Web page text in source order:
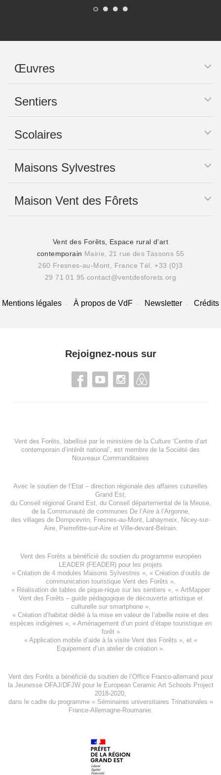
Œuvres
Sentiers
Scolaires
Maisons Sylvestres
Maison Vent des Fôrets
Vent des Forêts, Espace rural d’art
contemporain Mairie, 21 rue des Tassons 55
260 Fresnes-au-Mont, France Tél. +33 (0)3
29 71 01 95 contact@ventdesforets.org
Mentions légales À propos de VdF Newsletter Crédits
Rejoignez-nous sur
Vent des Forêts, labellisé par le ministère de la Culture ‘Centre d’art
contemporain d’intérêt national’, est membre de la Société des
Nouveaux Commanditaires
Avec le soutien de l’ Etat – direction régionale des affaires cuturelles
Grand Est,
du Conseil régional Grand Est, du Conseil départemental de la Meuse,
de la Communauté de communes De l’Aire à l’Argonne,
des villages de Dompcevrin, Fresnes-au-Mont, Lahaymeix, Nicey-sur-
Aire, Pierrefitte-sur-Aireet Ville-devant-Belrain.
Vent des Forêts a bénéficié du soutien du programme européen
LEADER (FEADER) pour les projets
« Création de 4 modules Maisons Sylvestres », « Création d’outils de
communication touristique Vent des Forêts »,
« Réalisation de tables de pique-nique sur les sentiers », « ArtMapper
Vent des Forêts – guide pédagogique de découverte artistique et
culturelle sur smartphone »,
« Création d’habitat dédié à la mise en valeur de l’abeille noire et des
espèces indigènes », « Aménagement d’un point d’étape touristique en
forêt»
« Application mobile d’aide à la visite Vent des Forêts », et «
Equipement d’un atelier de création».
Vent des Forêts a bénéficié du soutien de l’Office Franco-allemand pour
la Jeunesse OFAJ/DFJWpour leEuropean Ceramic Art Schools Project
2018-2020,
dans le cadre du programme « Séminaires universitaires Trinationales »
France-Allemagne-Roumanie.